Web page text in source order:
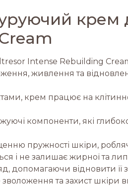
крем
Intense Rebuilding
живлення та
крем працює на
компоненти, які
пружності шкіри,
не залишає жирної та
допомагаючи відновити її
та захист шкіри